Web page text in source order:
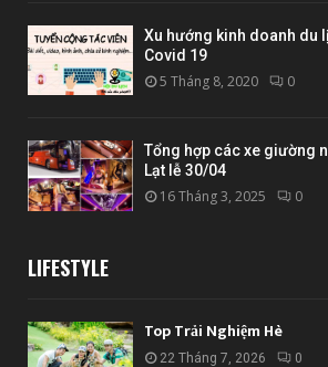
Xu hướng kinh doanh du
Covid 19
5 Tháng 8, 2020 0
Tổng hợp các xe giường
Lạt lễ 30/04
16 Tháng 3, 2025 0
LIFESTYLE
Top Trải Nghiệm Hè
22 Tháng 7, 2026 0